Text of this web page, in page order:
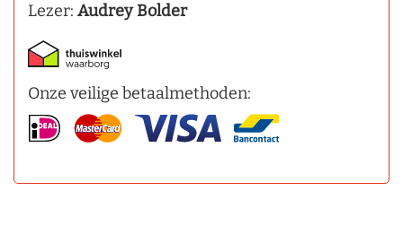
Lezer: Audrey Bolder
Onze veilige betaalmethoden: